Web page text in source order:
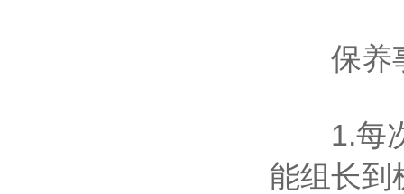
保养
1.每次
能组长到